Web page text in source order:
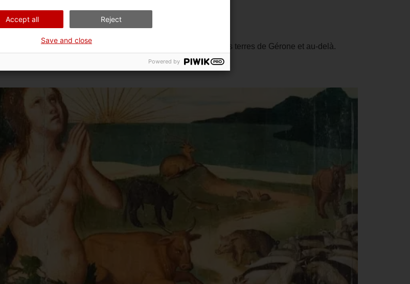
sculptures et objets religieux provenant de l’ensemble des terres de Gérone et au-delà.
Accept all Reject
Save and close
Powered by